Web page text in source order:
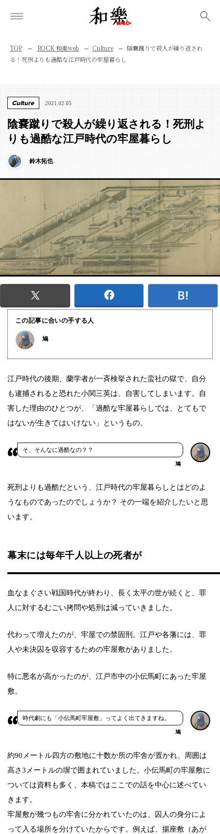
TOP ROCK 和樂web Culture
陰嚢蹴りで殺人が繰り返され
る！死刑よりも過酷な江戸時代の牢屋暮らし
Culture 2021.02.05
陰嚢蹴りで殺人が繰り返される！死刑よ
りも過酷な江戸時代の牢屋暮らし
鈴木拓也
この記事に合いの手する人
鳩
江戸時代の後期、蘭学者が一斉検挙された蛮社の獄で、自分
も逮捕されると恐れた小関三英は、自害してしまいます。自
害した理由のひとつが、「過酷な牢屋暮らしでは、とてもで
はないが生きてはいけない」というもの。
そ、そんなに過酷なの？？
鳩
死刑よりも過酷だという、江戸時代の牢屋暮らしとはどのよ
うなものであったのでしょうか？ その一端を紹介したいと思
います。
幕末には毎年千人以上の死者が
血なまぐさい戦国時代が終わり、長く太平の世が続くと、罪
人に対するむごい拷問や処刑は減っていきました。
代わって増えたのが、牢屋での禁固刑。江戸や各藩には、罪
人や未決囚を収容するための牢屋敷がありました。
特に悪名が高かったのが、江戸市中の小伝馬町にあった牢屋
敷。
時代劇にも「小伝馬町牢屋敷」ってよく出てきますね。
鳩
約90メートル四方の敷地に十数か所の牢舎が置かれ、周囲は
高さ3メートルの塀で囲まれていました。小伝馬町の牢屋敷に
ついては資料も多く、本稿ではここでの話を中心に述べてい
きます。
牢屋敷が幾つもの牢舎に分かれていたのは、囚人の身分によ
って入る場所を分けていたからです。例えば、揚座敷（あが